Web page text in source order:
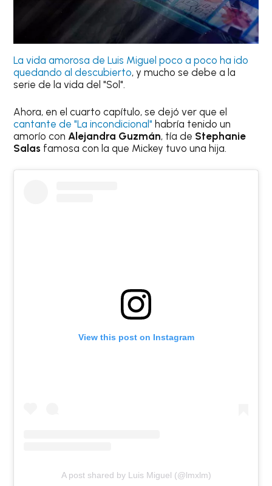
La vida amorosa de Luis Miguel poco a poco ha ido
quedando al descubierto, y mucho se debe a la
serie de la vida del "Sol".
Ahora, en el cuarto capítulo, se dejó ver que el
cantante de "La incondicional" habría tenido un
amorío conAlejandra Guzmán, tía de Stephanie
Salas famosa con la que Mickey tuvo una hija.
View this post on Instagram
A post shared by Luis Miguel (@lmxlm)